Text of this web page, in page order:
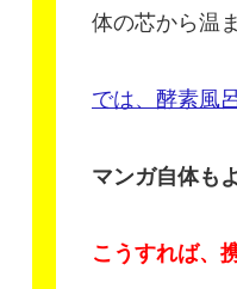
体の芯から温
では、酵素風
マンガ自体も
こうすれば、